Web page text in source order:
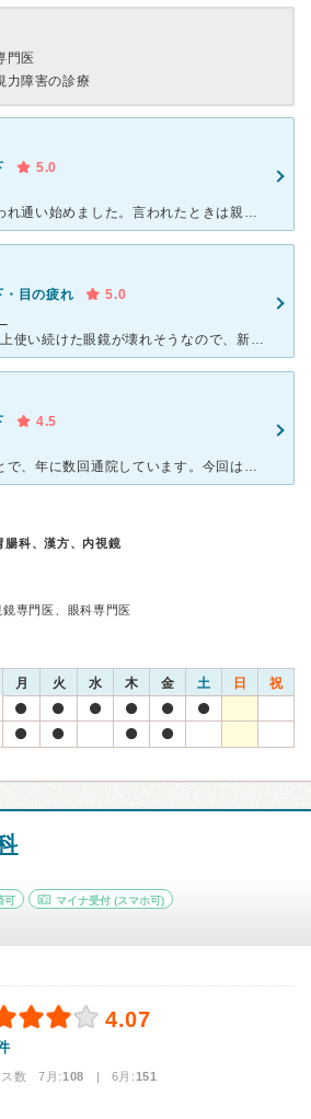
門医
力障害の診療
5.0
就学時健診で弱視と言われ通い始めました。言われたときは親もビックリでしたが丁寧に説明していただきホッとしたことを思い出しました。先生の人柄でしょうがわからないことを質問しても真摯に受け答えしてくださる
・目の疲れ
5.0
[症状・来院理由] 5年以上使い続けた眼鏡が壊れそうなので、新しい眼鏡の度合わせとこの機にコンタクトレンズにもチャレンジしたいと思い。 [医師の診断・治療法] 検査で眼圧が高めということで、また
4.5
子供が外斜視ということで、年に数回通院しています。今回は、子供の眼鏡の度数が合っているかを、チェックしてもらう為に来院しました。子供は、知的障害をもっているので、なかなか正確な視力を測ることが難しいの
腸科、漢方、内視鏡
専門医、眼科専門医
月 火 水 木 金 土 日 祝
可 マイナ受付 (スマホ可)
4.07
ス数 7月:108 | 6月:151